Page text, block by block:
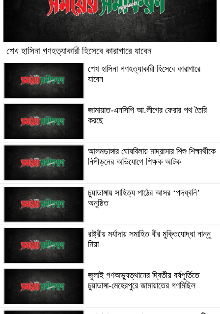
শেখ হাসিনা গণহত্যাকারী হিসেবে কারাগারে যাবেন
শেখ হাসিনা গণহত্যাকারী হিসেবে কারাগারে
যাবেন
জামায়াত-এনসিপি আ.লীগের ফেরার পথ তৈরি
করছে
আলমডাঙ্গার ঘোষবিলায় মাদ্রাসার শিশু শিক্ষার্থীকে
নিপীড়নের অভিযোগে শিক্ষক আটক
চুয়াডাঙ্গায় সাহিত্য পাঠের আসর ‘পদধ্বনি’
অনুষ্ঠিত
রাষ্ট্রীয় মর্যাদায় সমাহিত বীর মুক্তিযোদ্ধা নান্নু
মিয়া
জুলাই গণঅভ্যুত্থানের দ্বিতীয় বর্ষপূর্তিতে
চুয়াডাঙ্গা-মেহেরপুরে জামায়াতের গণমিছিল